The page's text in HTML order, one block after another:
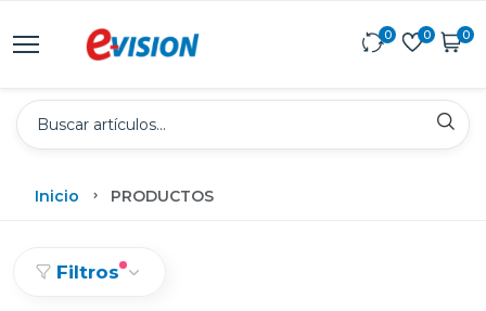
0 0 0
Inicio PRODUCTOS
Filtros